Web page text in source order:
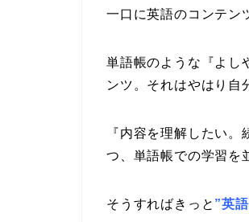
一口に英語のコンテン
単語帳のような『よし
ンツ。それはやはり自
『内容を理解したい
つ、単語帳での学習を
そうすればきっと ”英